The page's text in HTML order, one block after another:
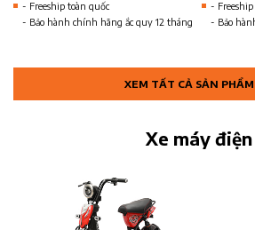
- Freeship toàn quốc
- Bảo hành chính hãng ắc quy 12 tháng
-
- Bảo
XEM TẤT CẢ SẢN PHẨM
Xe máy điện